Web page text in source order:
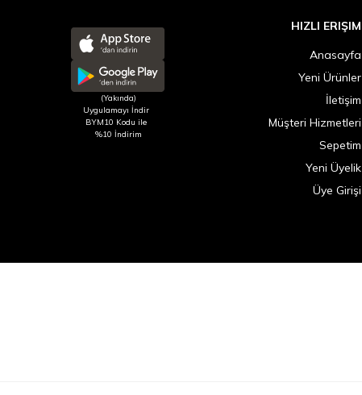
HIZLI ERIŞIM
Anasayfa
Yeni Ürünler
İletişim
Müşteri Hizmetleri
Sepetim
Yeni Üyelik
Üye Girişi
(Yakında)
Uygulamayı İndir
BYM10 Kodu ile
%10 İndirim